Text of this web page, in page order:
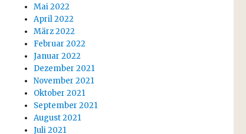
Mai 2022
April 2022
März 2022
Februar 2022
Januar 2022
Dezember 2021
November 2021
Oktober 2021
September 2021
August 2021
Juli 2021